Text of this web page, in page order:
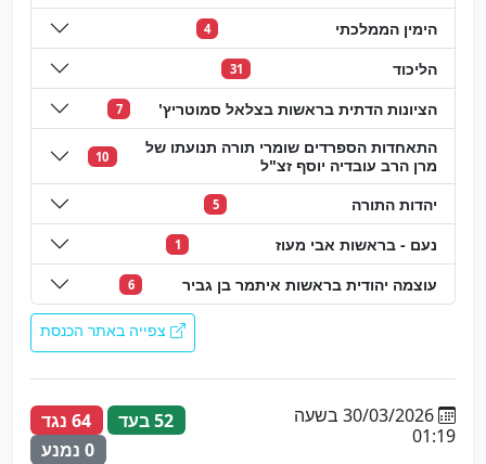
הימין הממלכתי 4
הליכוד 31
הציונות הדתית בראשות בצלאל סמוטריץ' 7
התאחדות הספרדים שומרי תורה תנועתו של
מרן הרב עובדיה יוסף זצ"ל
10
יהדות התורה 5
נעם - בראשות אבי מעוז 1
עוצמה יהודית בראשות איתמר בן גביר 6
צפייה באתר הכנסת
30/03/2026 בשעה
01:19
52 בעד
64 נגד
0 נמנע